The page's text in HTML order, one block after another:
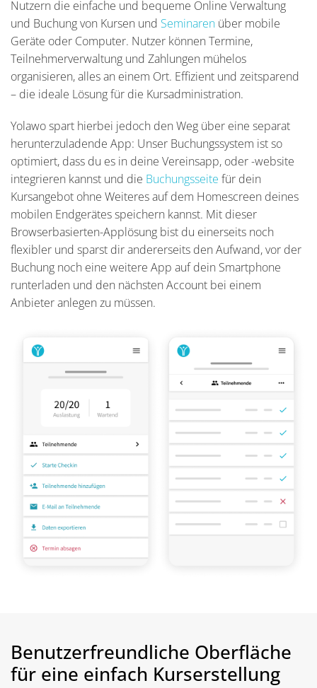
Nutzern die einfache und bequeme Online Verwaltung
und Buchung von Kursen und Seminaren über mobile
Geräte oder Computer. Nutzer können Termine,
Teilnehmerverwaltung und Zahlungen mühelos
organisieren, alles an einem Ort. Effizient und zeitsparend
– die ideale Lösung für die Kursadministration.
Yolawo spart hierbei jedoch den Weg über eine separat
herunterzuladende App: Unser Buchungssystem ist so
optimiert, dass du es in deine Vereinsapp, oder -website
integrieren kannst und die Buchungsseite für dein
Kursangebot ohne Weiteres auf dem Homescreen deines
mobilen Endgerätes speichern kannst. Mit dieser
Browserbasierten-Applösung bist du einerseits noch
flexibler und sparst dir andererseits den Aufwand, vor der
Buchung noch eine weitere App auf dein Smartphone
runterladen und den nächsten Account bei einem
Anbieter anlegen zu müssen.
Benutzerfreundliche Oberfläche
für eine einfach Kurserstellung